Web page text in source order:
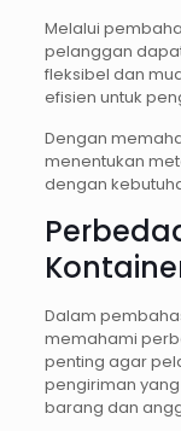
Melalui
pelanggan
fleksibel dan
efisien untuk
Dengan
menentukan
dengan
Dalam
memahami
penting agar
pengiriman
barang dan